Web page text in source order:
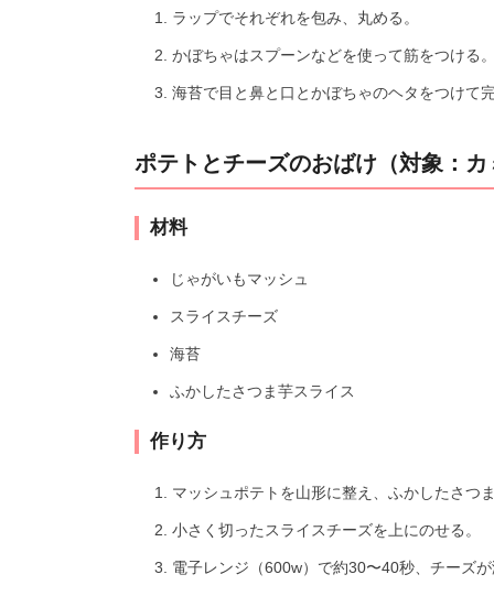
ラップでそれぞれを包み、丸める。
かぼちゃはスプーンなどを使って筋をつける
海苔で目と鼻と口とかぼちゃのヘタをつけて
ポテトとチーズのおばけ（対象：
材料
じゃがいもマッシュ
スライスチーズ
海苔
ふかしたさつま芋スライス
作り方
マッシュポテトを山形に整え、ふかしたさつ
小さく切ったスライスチーズを上にのせる。
電子レンジ（600w）で約30〜40秒、チーズ